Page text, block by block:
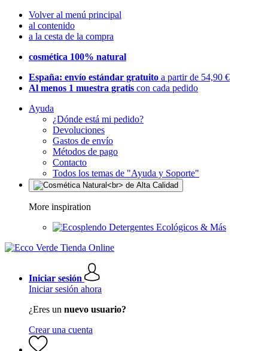
Volver al menú principal
al contenido
a la cesta de la compra
cosmética 100% natural
España: envío estándar gratuito a partir de 54,90 €
Al menos 1 muestra gratis con cada pedido
Ayuda
¿Dónde está mi pedido?
Devoluciones
Gastos de envío
Métodos de pago
Contacto
Todos los temas de "Ayuda y Soporte"
More inspiration
Detergentes Ecológicos & Más
Iniciar sesión
Iniciar sesión ahora
¿Eres un nuevo usuario?
Crear una cuenta